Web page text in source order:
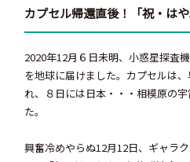
こどもみーてぃんぐ
いっしょに創る
カプセル帰還直後！「祝・は
2020年12月６日未明、小惑星探査
を地球に届けました。カプセルは
れ、８日には日本・・・相模原の
た。
興奮冷めやらぬ12月12日、ギャラ